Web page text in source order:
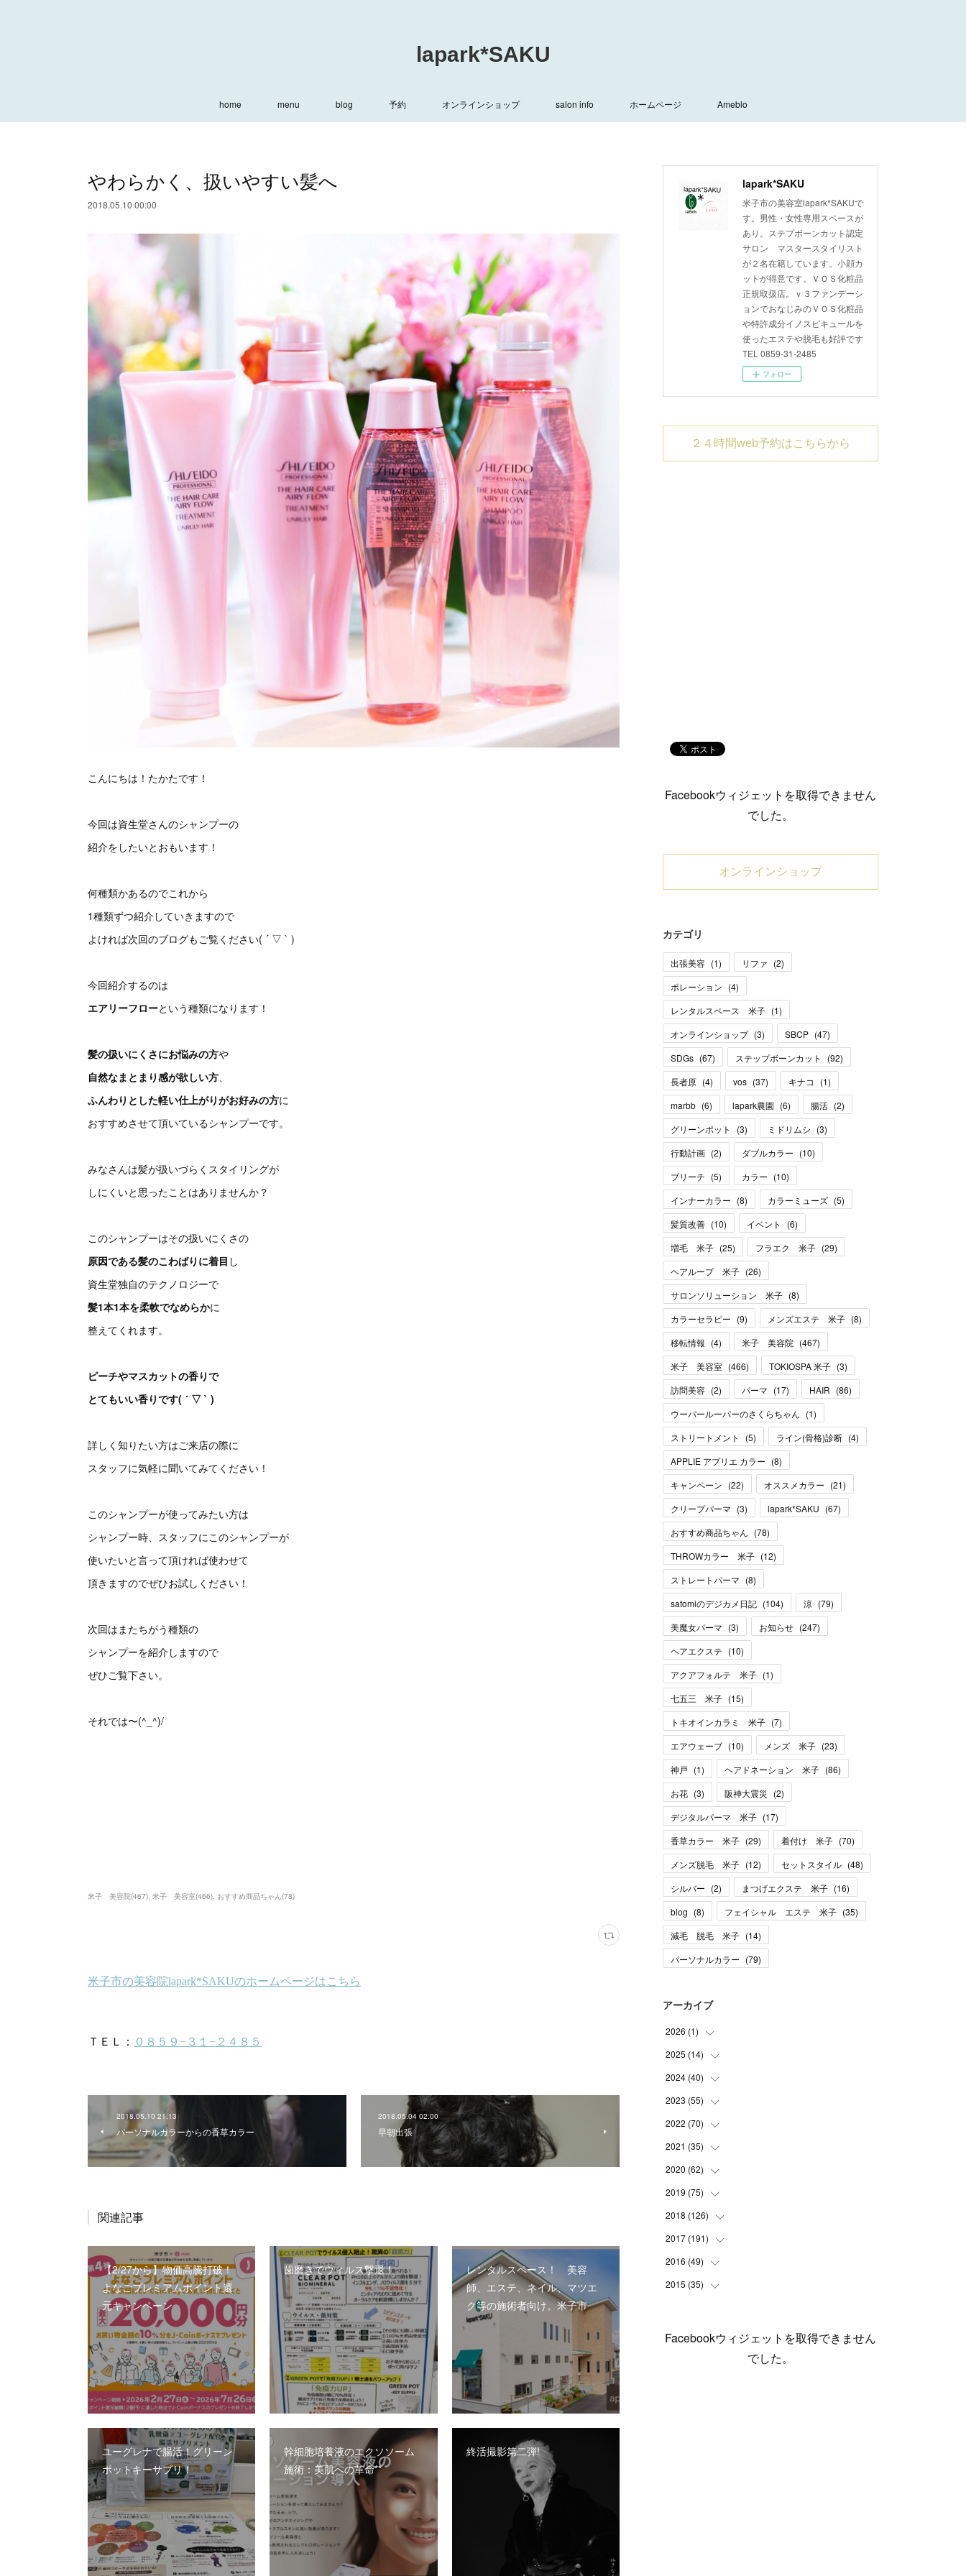
lapark*SAKU
home menu blog 予約 オンラインショップ salon info ホームページ Ameblo
やわらかく、扱いやすい髪へ
2018.05.10 00:00
こんにちは！たかたです！
今回は資生堂さんのシャンプーの
紹介をしたいとおもいます！
何種類かあるのでこれから
1種類ずつ紹介していきますので
よければ次回のブログもご覧ください( ´ ▽ ` )
今回紹介するのは
エアリーフローという種類になります！
髪の扱いにくさにお悩みの方や
自然なまとまり感が欲しい方、
ふんわりとした軽い仕上がりがお好みの方に
おすすめさせて頂いているシャンプーです。
みなさんは髪が扱いづらくスタイリングが
しにくいと思ったことはありませんか？
このシャンプーはその扱いにくさの
原因である髪のこわばりに着目 し
資生堂独自のテクノロジーで
髪1本1本を柔軟でなめらかに
整えてくれます。
ピーチやマスカットの香りで
とてもいい香りです( ´ ▽ ` )
詳しく知りたい方はご来店の際に
スタッフに気軽に聞いてみてください！
このシャンプーが使ってみたい方は
シャンプー時、スタッフにこのシャンプーが
使いたいと言って頂ければ使わせて
頂きますのでぜひお試しください！
次回はまたちがう種類の
シャンプーを紹介しますので
ぜひご覧下さい。
それでは〜(^_^)/
米子 美容院(467) 米子 美容室(466) おすすめ商品ちゃん(78)
2018.05.10 21:13
パーソナルカラーからの香草カラー
2018.05.04 02:00
早朝出張
関連記事
【2/27から】物価高騰打破！
よなごプレミアムポイント還
元キャンペーン
歯磨きでウィルス撃退！
レンタルスペース！ 美容
師、エステ、ネイル、マツエ
ク等の施術者向け。米子市
ユーグレナで腸活！グリーン
ポットキーサプリ！
幹細胞培養液のエクソソーム
施術：美肌への革命**
終活撮影第二弾!
lapark*SAKU
米子市の美容室lapark*SAKUで
す。男性・女性専用スペースが
あり。ステプボーンカット認定
サロン マスタースタイリスト
が２名在籍しています。小顔カ
ットが得意です。ＶＯＳ化粧品
正規取扱店。ｖ３ファンデーシ
ョンでおなじみのＶＯＳ化粧品
や特許成分イノスピキュールを
使ったエステや脱毛も好評です
TEL 0859-31-2485
フォロー
２４時間web予約はこちらから
Facebookウィジェットを取得できません
でした。
オンラインショップ
カテゴリ
出張美容 (1) リファ (2)
ポレーション (4)
レンタルスペース 米子 (1)
オンラインショップ (3) SBCP (47)
SDGs (67) ステップボーンカット (92)
長者原 (4) vos (37) キナコ (1)
marbb (6) lapark農園 (6) 腸活 (2)
グリーンポット
(3) ミドリムシ (3)
行動計画 (2) ダブルカラー (10)
ブリーチ (5) カラー (10)
インナーカラー (8) カラーミューズ (5)
髪質改善 (10) イベント (6)
増毛 米子 (25) フラエク 米子 (29)
ヘアループ 米子 (26)
サロンソリューション 米子 (8)
カラーセラピー (9) メンズエステ 米子 (8)
移転情報 (4) 米子 美容院 (467)
米子 美容室 (466) TOKIOSPA 米子 (3)
訪問美容 (2) パーマ (17) HAIR (86)
ウーパールーパーのさくらちゃん (1)
ストリートメント
(5) ライン(骨格)診断 (4)
APPLIE アプリエ カラー (8)
キャンペーン (22) オススメカラー (21)
クリープパーマ (3) lapark*SAKU (67)
おすすめ商品ちゃん (78)
THROWカラー 米子 (12)
ストレートパーマ (8)
satomiのデジカメ日記 (104) 涼 (79)
美魔女パーマ (3) お知らせ (247)
ヘアエクステ (10)
アクアフォルテ 米子 (1)
七五三 米子 (15)
トキオインカラミ 米子 (7)
エアウェーブ (10) メンズ 米子 (23)
神戸 (1) ヘアドネーション 米子 (86)
お花 (3) 阪神大震災 (2)
デジタルパーマ 米子 (17)
香草カラー 米子 (29) 着付け 米子 (70)
メンズ脱毛 米子 (12) セットスタイル (48)
シルバー (2) まつげエクステ 米子 (16)
blog (8) フェイシャル エステ 米子 (35)
減毛 脱毛 米子 (14)
パーソナルカラー (79)
アーカイブ
2026 (1)
(1
2025 (14)
(10
)
(1
(1
(2
2024 (40)
(1
(1
(3
(2
(7
(4)
(3)
(5
2023 (55)
(2
(4
(3
(3
(6)
(4)
(6
(3
(5)
2022 (70)
(7
(11
)
(8
(1)
(3)
(1
(6
(9 )
2021 (35)
(5
(7
(5)
(3)
(3
(2
2020 (62)
(6
(9)
(7)
(4
(3
2019 (75)
(1)
(2)
(6
(7
2018 (126)
(6)
(12
)
(7
2017 (191)
(12
)
(11
)
2016 (49)
(2
2015 (35)
Facebookウィジェットを取得できません
でした。